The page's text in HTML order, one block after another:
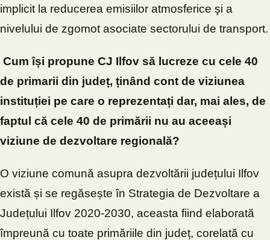
implicit la reducerea emisiilor atmosferice şi a
nivelului de zgomot asociate sectorului de transport.
Cum își propune CJ Ilfov să lucreze cu cele 40
de primarii din județ, ținând cont de viziunea
instituției pe care o reprezentați dar, mai ales, de
faptul că cele 40 de primării nu au aceeași
viziune de dezvoltare regională?
O viziune comună asupra dezvoltării județului Ilfov
există și se regăsește în Strategia de Dezvoltare a
Județului Ilfov 2020-2030, aceasta fiind elaborată
împreună cu toate primăriile din județ, corelată cu